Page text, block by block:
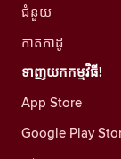
ជំនួយ
កាតកាដូ
ទាញយកកម្មវិធី!
App Store
Google Play